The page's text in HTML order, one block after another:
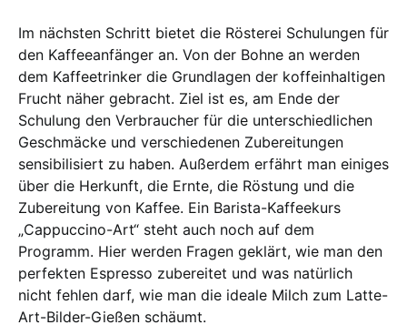
Im nächsten Schritt bietet die Rösterei Schu­­lungen für
den Kaffeeanfänger an. Von der Bohne an werden
dem Kaf­fee­trinker die Grundlagen der koffeinhaltigen
Frucht näher gebracht. Ziel ist es, am Ende der
Schulung den Verbraucher für die unterschiedlichen
Geschmäcke und verschiedenen Zubereitungen
sensibilisiert zu haben. Außerdem erfährt man ei­niges
über die Herkunft, die Ernte, die Rös­tung und die
Zubereitung von Kaf­fee. Ein Barista-Kaffeekurs
„Cappuccino-Art“ steht auch noch auf dem
Programm. Hier werden Fragen geklärt, wie man den
perfekten Espresso zubereitet und was natürlich
nicht fehlen darf, wie man die ideale Milch zum Latte-
Art-Bil­der-Gießen schäumt.